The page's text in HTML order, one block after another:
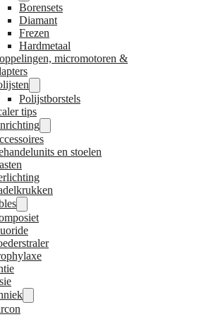
Borensets
Diamant
Frezen
Hardmetaal
micromotoren &
Polijstborstels
tips
en stoelen